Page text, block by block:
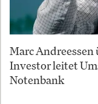
Marc
Investor leitet
Notenbank